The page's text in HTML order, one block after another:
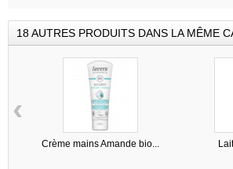
18 AUTRES PRODUITS DANS LA MÊME
Crème mains Amande bio...
‹